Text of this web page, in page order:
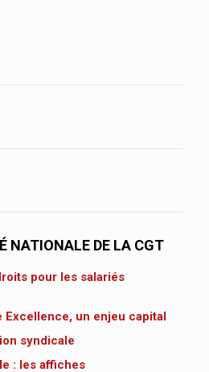
NATIONALE DE LA CGT
pour les salariés
Excellence, un enjeu capital
syndicale
: les affiches